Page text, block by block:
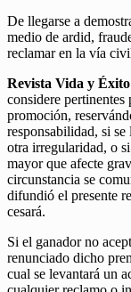
De llegarse a
medio de ardid,
reclamar en la vía
Revista Vida y Éxito
considere pertinentes
promoción,
responsabilidad, si
otra irregularidad, o
mayor que afecte
circunstancia se
difundió el presente
cesará.
Si el ganador no
renunciado dicho
cual se levantará un